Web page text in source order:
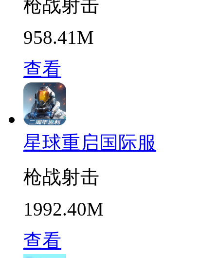
枪战射击
958.41M
查看
星球重启国际服
枪战射击
1992.40M
查看